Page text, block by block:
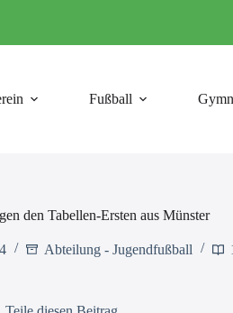
Fußball
den Tabellen-Ersten aus Münster
Abteilung - Jugendfußball